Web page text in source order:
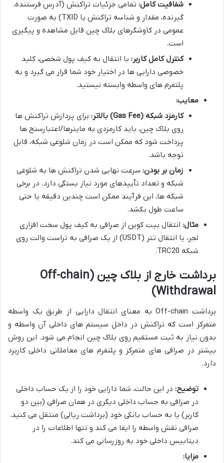
شفافیت کامل: تمامی جزئیات تراکنش (آدرس فرستنده،
گیرنده، مقدار و شناسه تراکنش یا TXID) به صورت
عمومی در کاوشگرهای بلاک چین قابل مشاهده و پیگیری
است.
کنترل کامل کاربر: با انتقال به کیف پول شخصی، کلید
خصوصی دارایی ها در اختیار خود شما قرار می گیرد و به
پلتفرم های واسطه وابسته نیستید.
معایب:
کارمزد شبکه (Gas Fee) بالاتر:
برای پردازش تراکنش ها
روی بلاک چین، باید کارمزدی به ماینرها/اعتبارسنج ها
پرداخت شود که ممکن است در زمان شلوغی شبکه، قابل
توجه باشد.
زمان بر بودن: سرعت نهایی شدن تراکنش ها به شلوغی
شبکه و تعداد تأییدهای مورد نیاز بستگی دارد. در برخی
شبکه ها، این فرآیند ممکن است چندین دقیقه یا حتی
ساعت طول بکشد.
مثال: انتقال بیت کوین از صرافی به کیف پول سخت افزاری
لجر، یا انتقال تتر (USDT) از یک صرافی به تراست والت روی
شبکه TRC20.
برداشت خارج از بلاک چین (Off-chain
Withdrawal)
برداشت Off-chain به معنای انتقال دارایی از طریق یک واسطه
متمرکز است که تراکنش در داخل سیستم های داخلی آن واسطه و
بدون نیاز به ثبت مستقیم روی بلاک چین انجام می شود. این روش
بیشتر در صرافی های متمرکز و پلتفرم های معاملاتی داخلی کاربرد
دارد.
توضیح: در این حالت، شما دارایی خود را از یک حساب داخلی
در صرافی به حساب داخلی دیگری در همان صرافی (بین دو
کاربر) یا به حساب بانکی خود (برداشت ریالی) منتقل می کنید.
صرافی نقش واسطه را ایفا می کند و تنها اطلاعات را در
دیتابیس داخلی خود به روزرسانی می کند.
مزایا: